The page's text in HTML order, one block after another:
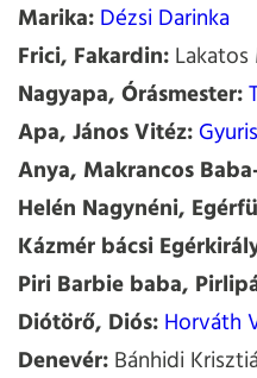
Marika:Dézsi Darinka
Frici, Fakardin:
Nagyapa, Órásmester:
Apa, János Vitéz:
Anya, Makrancos
Helén Nagynéni,
Kázmér bácsi
Piri Barbie baba,
Diótörő, Diós:Horváth
Denevér:Bánhidi